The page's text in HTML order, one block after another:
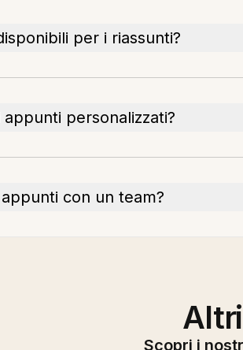
per i riassunti?
personalizzati?
con un team?
Scopri i